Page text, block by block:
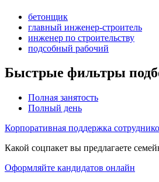
бетонщик
главный инженер-строитель
инженер по строительству
подсобный рабочий
Быстрые фильтры
Полная занятость
Полный день
Корпоративная поддержка
Какой соцпакет вы предлагаете
Оформляйте кандидатов онлайн